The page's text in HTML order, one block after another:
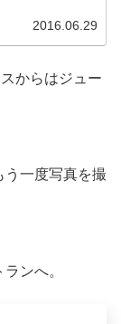
2016.06.29
からはジュー
う一度写真を撮
ンへ。